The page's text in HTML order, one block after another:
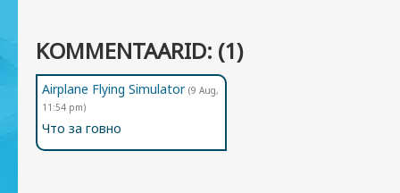
KOMMENTAARID: (1)
Airplane Flying Simulator (9 Aug,
11:54 pm)
Что за говно